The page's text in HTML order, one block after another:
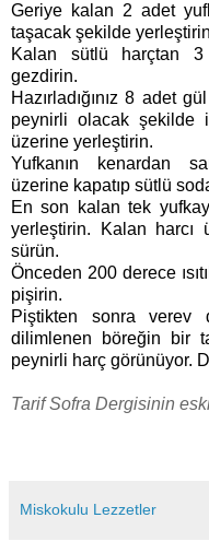
Geriye kalan 2 adet
taşacak şekilde
Kalan sütlü harçtan 3
gezdirin.
Hazırladığınız 8 adet
peynirli olacak şekilde
üzerine yerleştirin.
Yufkanın kenardan
üzerine kapatıp sütlü
En son kalan tek
yerleştirin. Kalan harcı
sürün.
Önceden 200 derece
pişirin.
Piştikten sonra verev
dilimlenen böreğin bir
peynirli harç görünüyor.
Tarif Sofra Dergisinin eski
Miskokulu Lezzetler